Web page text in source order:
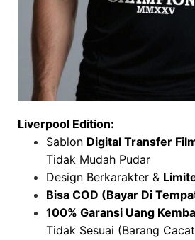
Liverpool Edition:
Sablon Digital Transfer
Tidak Mudah Pudar
Design Berkarakter &
Bisa COD (Bayar Di
100% Garansi Uang
Tidak Sesuai (Barang